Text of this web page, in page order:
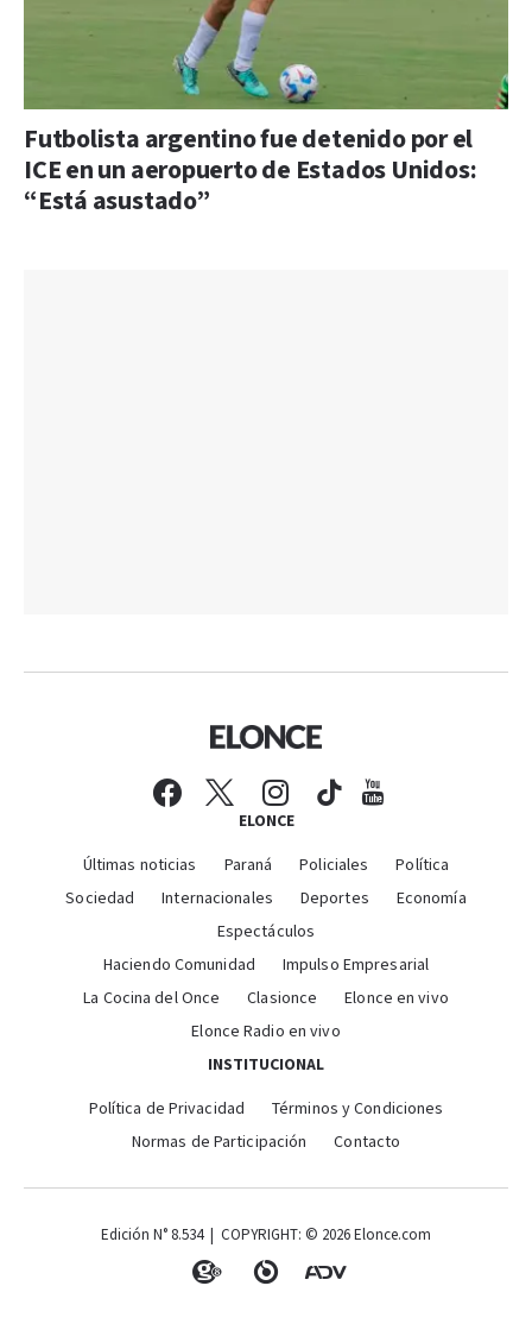
Futbolista argentino fue detenido por el
ICE en un aeropuerto de Estados Unidos:
“Está asustado”
ELONCE
Últimas noticias Paraná Policiales
Política
Sociedad
Internacionales Deportes
Economía
Espectáculos
Haciendo Comunidad
Impulso Empresarial
La Cocina del Once
Clasionce
Elonce en vivo
Elonce Radio en vivo
INSTITUCIONAL
Política de Privacidad
Términos y Condiciones
Normas de Participación
Contacto
Edición N° 8.534 | COPYRIGHT: © 2026 Elonce.com